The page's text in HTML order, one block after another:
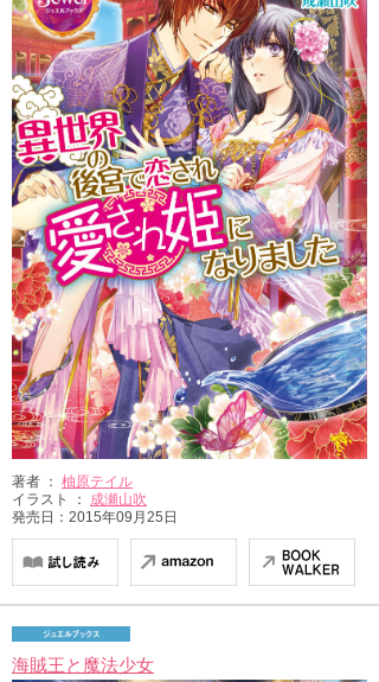
著者 ： 柚原テイル
イラスト ： 成瀬山吹
発売日：2015年09月25日
海賊王と魔法少女